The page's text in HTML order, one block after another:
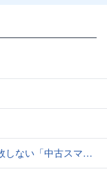
ホ」の売り方＆買い方